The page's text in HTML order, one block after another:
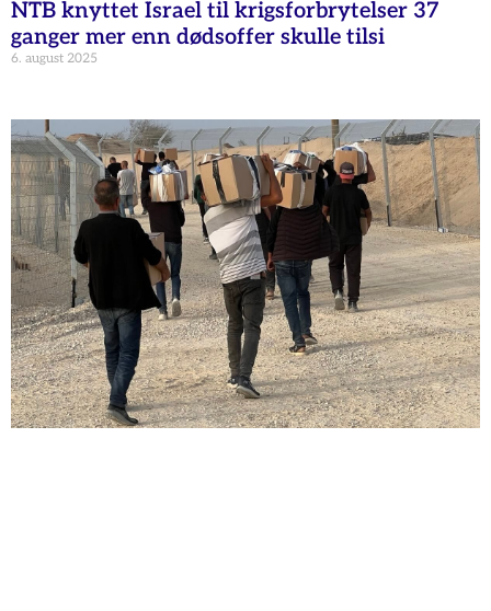
NTB knyttet Israel til krigsforbrytelser 37
ganger mer enn dødsoffer skulle tilsi
6. august 2025